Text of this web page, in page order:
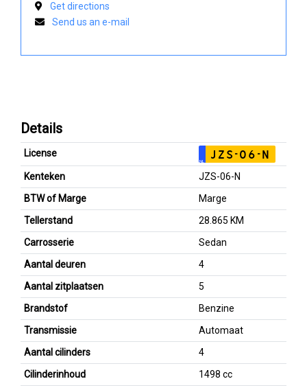
Details
License
NL JZS-06-N
Kenteken
JZS-06-N
BTW of Marge
Marge
Tellerstand
28.865 KM
Carrosserie
Sedan
Aantal deuren
4
Aantal zitplaatsen
5
Brandstof
Benzine
Transmissie
Automaat
Aantal cilinders
4
Cilinderinhoud
1498 cc
Get directions
Send us an e-mail